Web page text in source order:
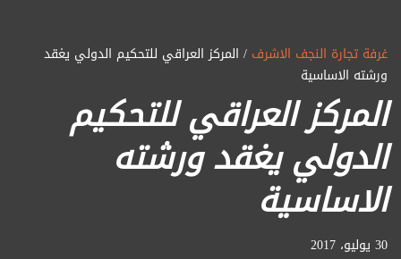
غرفة تجارة النجف الاشرف / المركز العراقي للتحكيم الدولي يغقد
ورشته الاساسية
المركز العراقي للتحكيم
الدولي يغقد ورشته
الاساسية
30 يوليو، 2017